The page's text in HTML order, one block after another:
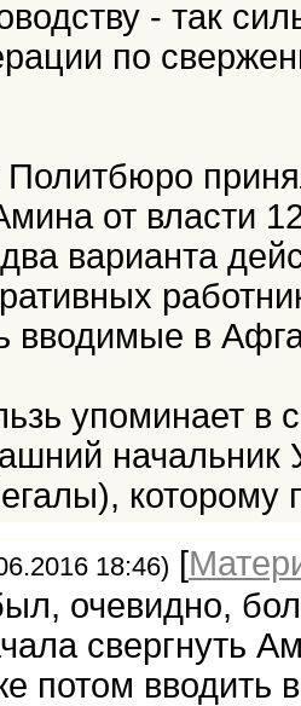
- так
по
Политбюро
от власти
варианта
вводимые в
упоминает
18:46) [
очевидно,
свергнуть
потом вводить